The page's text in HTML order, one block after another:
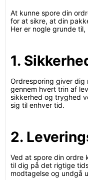
At kunne spore din
for at sikre, at din
Her er nogle grunde
1.
Ordresporing giver dig
gennem hvert trin af
sikkerhed og tryghed
sig til enhver tid.
2.
Ved at spore din ordre
til dig på det rigtige
modtagelse og undgå